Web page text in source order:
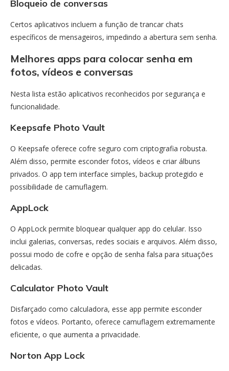
Bloqueio de conversas
Certos aplicativos incluem a função de trancar chats
específicos de mensageiros, impedindo a abertura sem senha.
Melhores apps para colocar senha em
fotos, vídeos e conversas
Nesta lista estão aplicativos reconhecidos por segurança e
funcionalidade.
Keepsafe Photo Vault
O Keepsafe oferece cofre seguro com criptografia robusta.
Além disso, permite esconder fotos, vídeos e criar álbuns
privados. O app tem interface simples, backup protegido e
possibilidade de camuflagem.
AppLock
O AppLock permite bloquear qualquer app do celular. Isso
inclui galerias, conversas, redes sociais e arquivos. Além disso,
possui modo de cofre e opção de senha falsa para situações
delicadas.
Calculator Photo Vault
Disfarçado como calculadora, esse app permite esconder
fotos e vídeos. Portanto, oferece camuflagem extremamente
eficiente, o que aumenta a privacidade.
Norton App Lock